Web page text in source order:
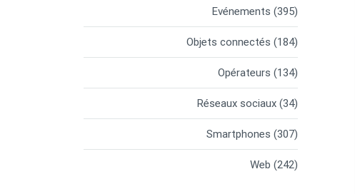
Evénements (395)
Objets connectés (184)
Opérateurs (134)
Réseaux sociaux (34)
Smartphones (307)
Web (242)